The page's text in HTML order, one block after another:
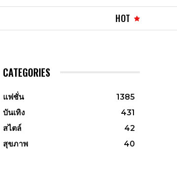
HOT
CATEGORIES
แฟชั่น
1385
บันเทิง
431
สไตล์
42
สุขภาพ
40